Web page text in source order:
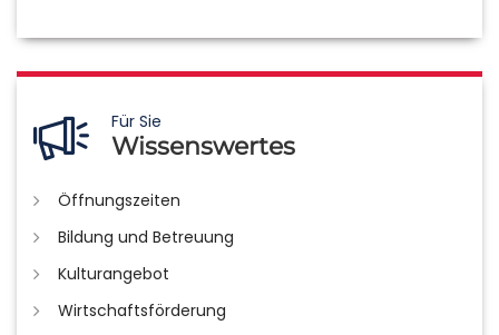
Für Sie
Wissenswertes
Öffnungszeiten
Bildung und Betreuung
Kulturangebot
Wirtschaftsförderung